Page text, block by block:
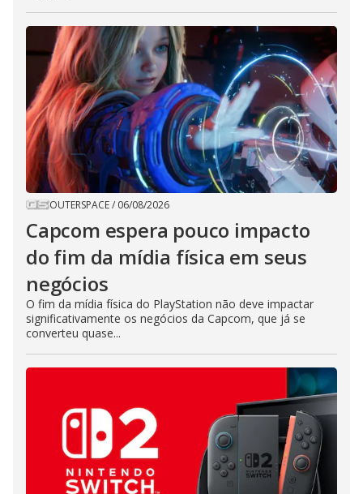
OUTERSPACE/ 06/08/2026
Capcom espera pouco impacto
do fim da mídia física em seus
negócios
O fim da mídia física do PlayStation não deve impactar
significativamente os negócios da Capcom, que já se
converteu quase...